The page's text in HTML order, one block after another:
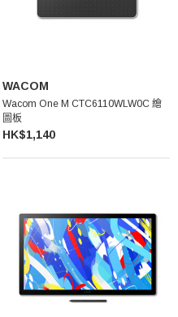
WACOM
Wacom One M CTC6110WLW0C 繪
圖板
HK$1,140